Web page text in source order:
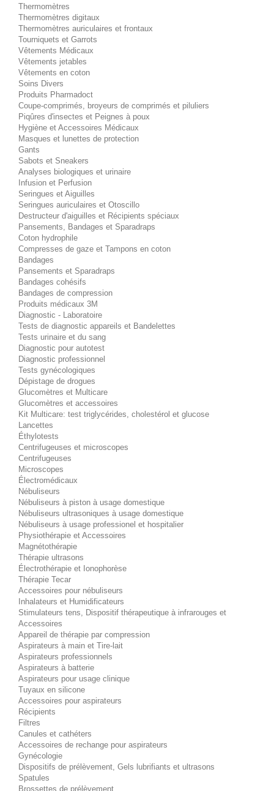
Thermomètres
Thermomètres digitaux
Thermomètres auriculaires et frontaux
Tourniquets et Garrots
Vêtements Médicaux
Vêtements jetables
Vêtements en coton
Soins Divers
Produits Pharmadoct
Coupe-comprimés, broyeurs de comprimés et piluliers
Piqûres d'insectes et Peignes à poux
Hygiène et Accessoires Médicaux
Masques et lunettes de protection
Gants
Sabots et Sneakers
Analyses biologiques et urinaire
Infusion et Perfusion
Seringues et Aiguilles
Seringues auriculaires et Otoscillo
Destructeur d'aiguilles et Récipients spéciaux
Pansements, Bandages et Sparadraps
Coton hydrophile
Compresses de gaze et Tampons en coton
Bandages
Pansements et Sparadraps
Bandages cohésifs
Bandages de compression
Produits médicaux 3M
Diagnostic - Laboratoire
Tests de diagnostic appareils et Bandelettes
Tests urinaire et du sang
Diagnostic pour autotest
Diagnostic professionnel
Tests gynécologiques
Dépistage de drogues
Glucomètres et Multicare
Glucomètres et accessoires
Kit Multicare: test triglycérides, cholestérol et glucose
Lancettes
Éthylotests
Centrifugeuses et microscopes
Centrifugeuses
Microscopes
Électromédicaux
Nébuliseurs
Nébuliseurs à piston à usage domestique
Nébuliseurs ultrasoniques à usage domestique
Nébuliseurs à usage professionel et hospitalier
Physiothérapie et Accessoires
Magnétothérapie
Thérapie ultrasons
Électrothérapie et Ionophorèse
Thérapie Tecar
Accessoires pour nébuliseurs
Inhalateurs et Humidificateurs
Stimulateurs tens, Dispositif thérapeutique à infrarouges et
Accessoires
Appareil de thérapie par compression
Aspirateurs à main et Tire-lait
Aspirateurs professionnels
Aspirateurs à batterie
Aspirateurs pour usage clinique
Tuyaux en silicone
Accessoires pour aspirateurs
Récipients
Filtres
Canules et cathéters
Accessoires de rechange pour aspirateurs
Gynécologie
Dispositifs de prélèvement, Gels lubrifiants et ultrasons
Spatules
Brossettes de prélèvement